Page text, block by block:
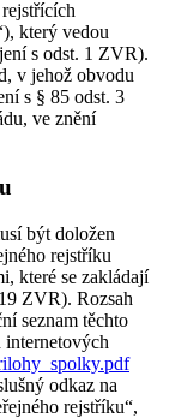
který vedou
s odst. 1 ZVR).
v jehož obvodu
s § 85 odst. 3
ve znění
být doložen
rejstříku
které se zakládají
ZVR). Rozsah
seznam těchto
odkaz na
rejstříku“,